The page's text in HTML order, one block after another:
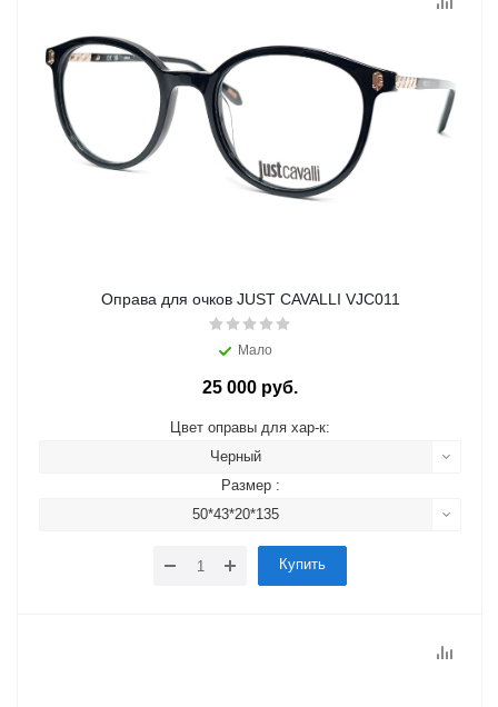
Оправа для очков JUST CAVALLI VJC011
Мало
25 000 руб.
Цвет оправы для хар-к:
Черный
Размер :
50*43*20*135
Купить